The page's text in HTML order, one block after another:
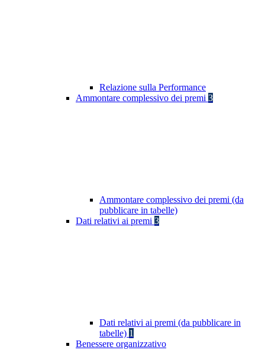
Relazione sulla Performance
Ammontare complessivo dei premi 3
Ammontare complessivo dei premi (da
pubblicare in tabelle)
Dati relativi ai premi 3
Dati relativi ai premi (da pubblicare in
tabelle) 1
Benessere organizzativo